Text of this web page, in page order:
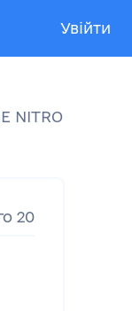
Увійти
NITRO
2021